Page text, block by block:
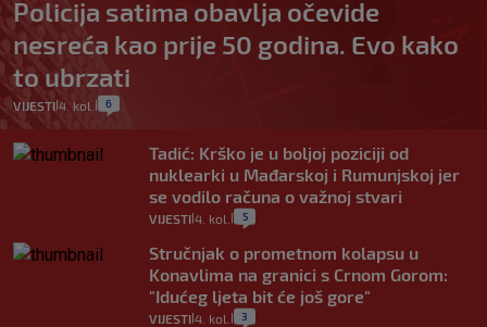
Policija satima obavlja očevide
nesreća kao prije 50 godina. Evo kako
to ubrzati
VIJESTI 4. kol. 6
Tadić: Krško je u boljoj poziciji od
nuklearki u Mađarskoj i Rumunjskoj jer
se vodilo računa o važnoj stvari
VIJESTI 4. kol. 5
Stručnjak o prometnom kolapsu u
Konavlima na granici s Crnom Gorom:
"Idućeg ljeta bit će još gore"
VIJESTI 4. kol. 3